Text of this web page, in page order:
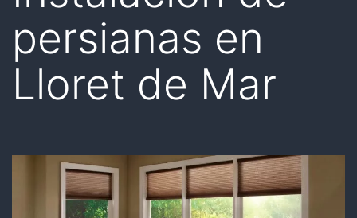
persianas en
Lloret de Mar